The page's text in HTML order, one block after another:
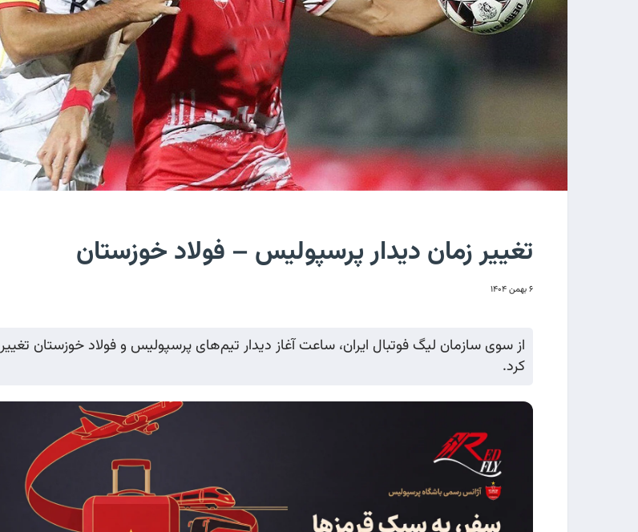
تغییر زمان دیدار پرسپولیس – فولاد خوزستان
۶ بهمن ۱۴۰۴
از سوی سازمان لیگ فوتبال ایران، ساعت آغاز دیدار تیم‌های پرسپولیس و فولاد خوزستان تغییر
کرد.